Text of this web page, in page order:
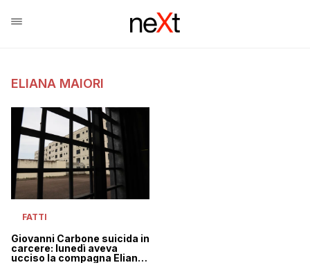
ELIANA MAIORI
FATTI
Giovanni Carbone suicida in
carcere: lunedì aveva
ucciso la compagna Eliana